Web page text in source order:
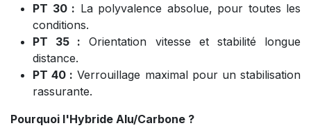
PT 30 : La polyvalence absolue, pour toutes les
conditions.
PT 35 : Orientation vitesse et stabilité longue
distance.
PT 40 : Verrouillage maximal pour un stabilisation
rassurante.
Pourquoi l'Hybride Alu/Carbone ?